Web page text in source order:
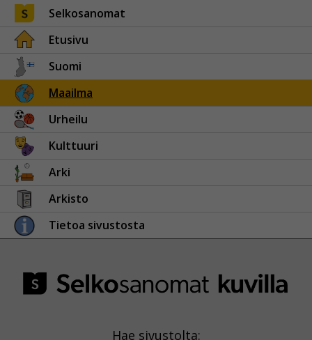
Selkosanomat
Etusivu
Suomi
Maailma
Urheilu
Kulttuuri
Arki
Arkisto
Tietoa sivustosta
Hae sivustolta: